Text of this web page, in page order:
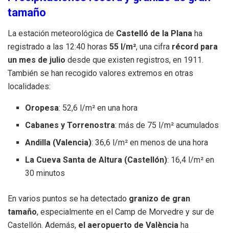
tamaño
La estación meteorológica de Castelló de la Plana ha
registrado a las 12:40 horas 55 l/m², una cifra récord para
un mes de julio desde que existen registros, en 1911.
También se han recogido valores extremos en otras
localidades:
Oropesa: 52,6 l/m² en una hora
Cabanes y Torrenostra: más de 75 l/m² acumulados
Andilla (Valencia): 36,6 l/m² en menos de una hora
La Cueva Santa de Altura (Castellón): 16,4 l/m² en
30 minutos
En varios puntos se ha detectado granizo de gran
tamaño, especialmente en el Camp de Morvedre y sur de
Castellón. Además, el aeropuerto de València ha